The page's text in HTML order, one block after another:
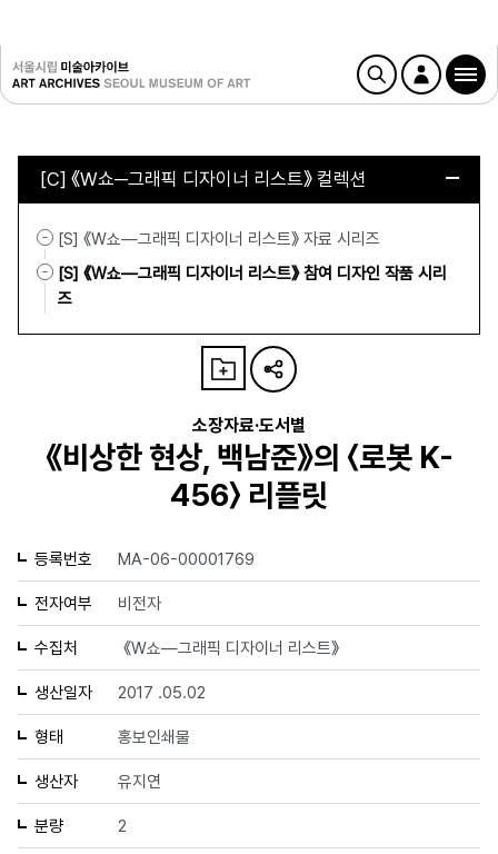
[C] 《W쇼─그래픽 디자이너 리스트》 컬렉션
[S] 《W쇼—그래픽 디자이너 리스트》 자료 시리즈
[S] 《W쇼—그래픽 디자이너 리스트》 참여 디자인 작품 시리
즈
소장자료·도서별
《비상한 현상, 백남준》의 〈로봇 K-
456〉 리플릿
등록번호 MA-06-00001769
전자여부 비전자
수집처 《W쇼—그래픽 디자이너 리스트》
생산일자 2017 .05.02
형태 홍보인쇄물
생산자 유지연
분량 2